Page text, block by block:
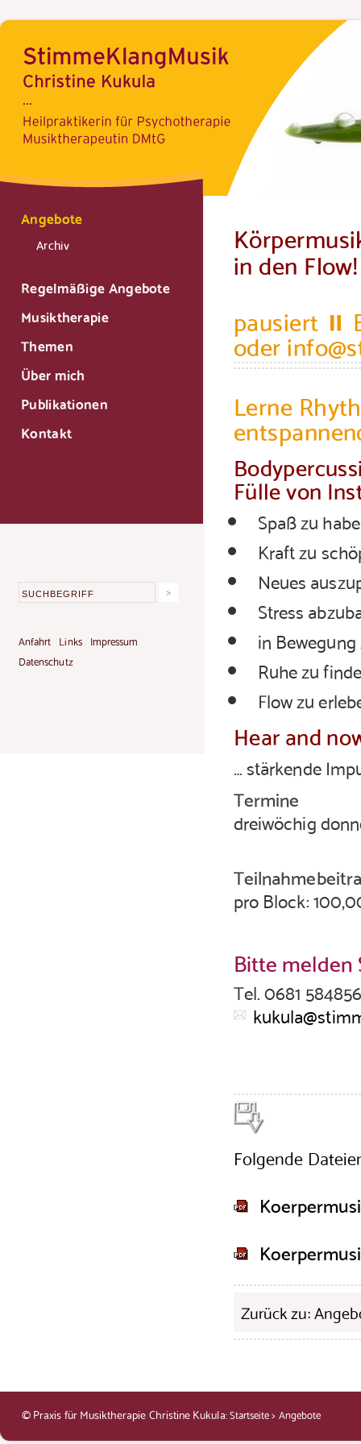
Angebote
Archiv
Regelmäßige Angebote
Musiktherapie
Themen
Über mich
Publikationen
Kontakt
Anfahrt Links Impressum
Datenschutz
in den Flow!
pausiert ⏸
oder
Lerne
Fülle von
Spaß zu
Kraft zu
Neues
Stress
in
Ruhe zu
Flow zu
Hear and
… stärkende
Termine
dreiwöchig
pro Block:
Bitte melden
Tel. 0681
Folgende
Zurück zu:
© Praxis für Musiktherapie Christine Kukula:Startseite>Angebote